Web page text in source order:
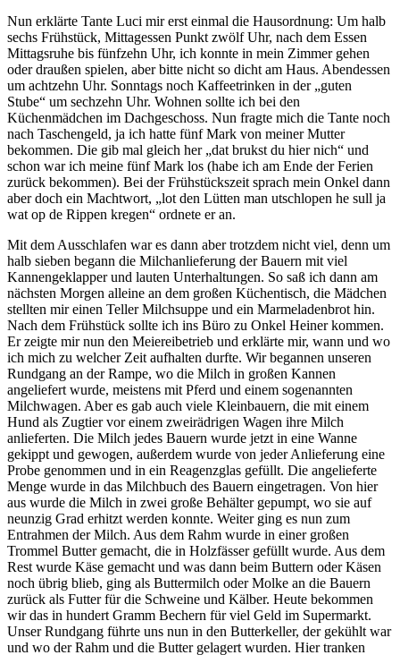
Nun erklärte Tante Luci mir erst einmal die Hausordnung: Um halb
sechs Frühstück, Mittagessen Punkt zwölf Uhr, nach dem Essen
Mittagsruhe bis fünfzehn Uhr, ich konnte in mein Zimmer gehen
oder draußen spielen, aber bitte nicht so dicht am Haus. Abendessen
um achtzehn Uhr. Sonntags noch Kaffeetrinken in der
guten
Stube
um sechzehn Uhr. Wohnen sollte ich bei den
Küchenmädchen im Dachgeschoss. Nun fragte mich die Tante noch
nach Taschengeld, ja ich hatte fünf Mark von meiner Mutter
bekommen. Die gib mal gleich her dat brukst du hier nich
und
schon war ich meine fünf Mark los (habe ich am Ende der Ferien
zurück bekommen). Bei der Frühstückszeit sprach mein Onkel dann
aber doch ein Machtwort,
lot den Lütten man utschlopen he sull ja
wat op de Rippen kregen
ordnete er an.
Mit dem Ausschlafen war es dann aber trotzdem nicht viel, denn um
halb sieben begann die Milchanlieferung der Bauern mit viel
Kannengeklapper und lauten Unterhaltungen. So saß ich dann am
nächsten Morgen alleine an dem großen Küchentisch, die Mädchen
stellten mir einen Teller Milchsuppe und ein Marmeladenbrot hin.
Nach dem Frühstück sollte ich ins Büro zu Onkel Heiner kommen.
Er zeigte mir nun den Meiereibetrieb und erklärte mir, wann und wo
ich mich zu welcher Zeit aufhalten durfte. Wir begannen unseren
Rundgang an der Rampe, wo die Milch in großen Kannen
angeliefert wurde, meistens mit Pferd und einem sogenannten
Milchwagen. Aber es gab auch viele Kleinbauern, die mit einem
Hund als Zugtier vor einem zweirädrigen Wagen ihre Milch
anlieferten. Die Milch jedes Bauern wurde jetzt in eine Wanne
gekippt und gewogen, außerdem wurde von jeder Anlieferung eine
Probe genommen und in ein Reagenzglas gefüllt. Die angelieferte
Menge wurde in das Milchbuch des Bauern eingetragen. Von hier
aus wurde die Milch in zwei große Behälter gepumpt, wo sie auf
neunzig Grad erhitzt werden konnte. Weiter ging es nun zum
Entrahmen der Milch. Aus dem Rahm wurde in einer großen
Trommel Butter gemacht, die in Holzfässer gefüllt wurde. Aus dem
Rest wurde Käse gemacht und was dann beim Buttern oder Käsen
noch übrig blieb, ging als Buttermilch oder Molke an die Bauern
zurück als Futter für die Schweine und Kälber. Heute bekommen
wir das in hundert Gramm Bechern für viel Geld im Supermarkt.
Unser Rundgang führte uns nun in den Butterkeller, der gekühlt war
und wo der Rahm und die Butter gelagert wurden. Hier tranken